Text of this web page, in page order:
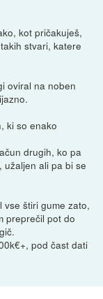
kot pričakuješ,
stvari, katere
oviral na noben
ki so enako
drugih, ko pa
užaljen ali pa bi se
vse štiri gume zato,
preprečil pot do
pod čast dati